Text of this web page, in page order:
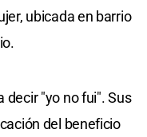
ubicada en barrio
decir "yo no fui". Sus
del beneficio